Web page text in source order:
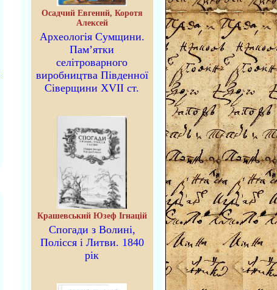
Осадчий Евгений, Коротя
Алексей
Археологія Сумщини.
Пам’ятки
селітроварного
виробництва Південної
Сіверщини XVII ст.
Крашевський Юзеф Ігнацій
Спогади з Волині,
Полісся і Литви. 1840
рік